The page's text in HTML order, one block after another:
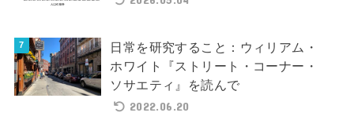
日常を研究すること：ウィリアム・
ホワイト『ストリート・コーナー・
ソサエティ』を読んで
2022.06.20